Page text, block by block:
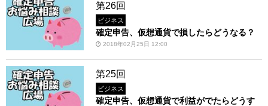
第26回
ビジネス
確定申告、仮想通貨で損したらどうなる？
2018年02月25日 12:00
第25回
ビジネス
確定申告、仮想通貨で利益がでたらどうす